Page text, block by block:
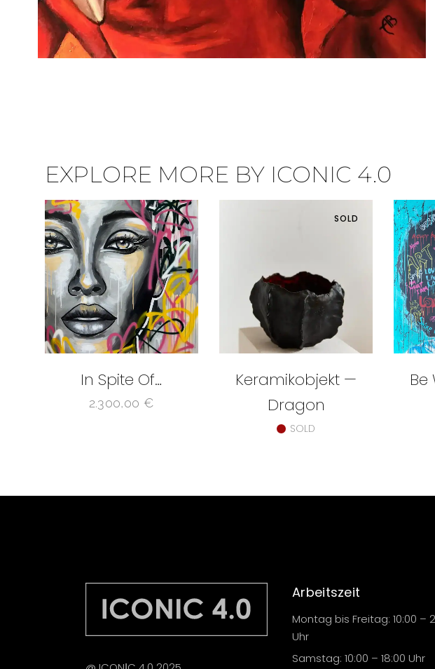
EXPLORE MORE BY ICONIC 4.0
In Spite Of…
2.300,00 €
SOLD
Keramikobjekt —
Dragon
SOLD
Be
Arbeitszeit
Montag bis Freitag: 10:00 –
Uhr
Samstag: 10:00 – 18:00 Uhr